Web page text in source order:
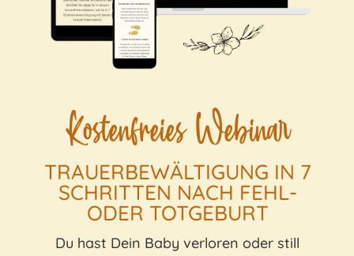
Kostenfreies Webinar
TRAUERBEWÄLTIGUNG IN 7
SCHRITTEN NACH FEHL-
ODER TOTGEBURT
Du hast Dein Baby verloren oder still